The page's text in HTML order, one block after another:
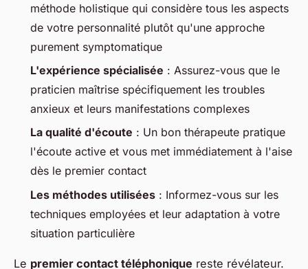
méthode holistique qui considère tous les aspects
de votre personnalité plutôt qu'une approche
purement symptomatique
L'expérience spécialisée : Assurez-vous que le
praticien maîtrise spécifiquement les troubles
anxieux et leurs manifestations complexes
La qualité d'écoute : Un bon thérapeute pratique
l'écoute active et vous met immédiatement à l'aise
dès le premier contact
Les méthodes utilisées : Informez-vous sur les
techniques employées et leur adaptation à votre
situation particulière
Le premier contact téléphonique reste révélateur.